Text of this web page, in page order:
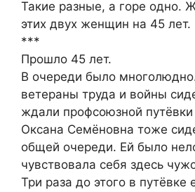
Такие разные, а горе одно.
этих двух женщин на 45 лет.
***
Прошло 45 лет.
В очереди было
ветераны труда и войны
ждали профсоюзной путёвки
Оксана Семёновна тоже
общей очереди. Ей было
чувствовала себя здесь
Три раза до этого в путёвке